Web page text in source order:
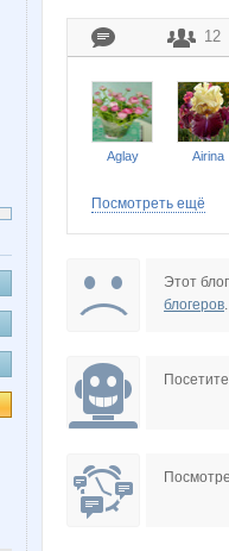
12
Aglay Airina
Taisiya
confessa* firameg
Посмотреть ещё
Этот
блогеров.